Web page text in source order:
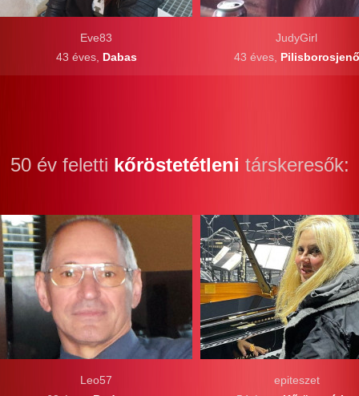
Eve83
43 éves, Dabas
JudyGirl
43 éves, Pilisborosjenő
50 év feletti kőröstetétleni társkeresők:
epiteszet
Leo57